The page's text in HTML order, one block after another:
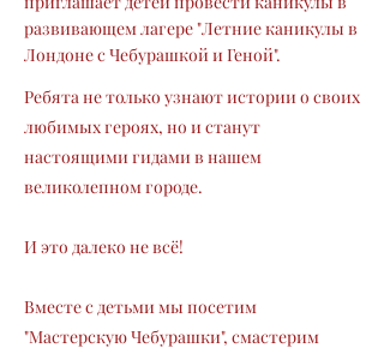
развивающем лагере "Летние каникулы в
Лондоне с Чебурашкой и Геной".
Ребята не только узнают истории о своих
любимых героях, но и станут
настоящими гидами в нашем
великолепном городе.
И это далеко не всё!
Вместе с детьми мы посетим
"Мастерскую Чебурашки", смастерим